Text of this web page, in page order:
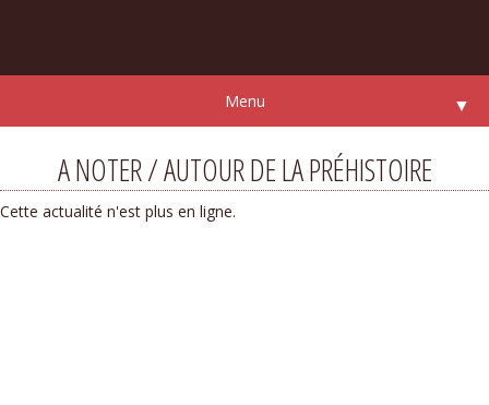
Menu ▼
A NOTER / AUTOUR DE LA PRÉHISTOIRE
Cette actualité n'est plus en ligne.